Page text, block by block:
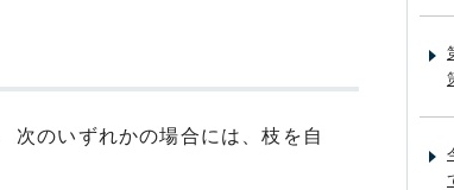
次のいずれかの場合には、枝を自